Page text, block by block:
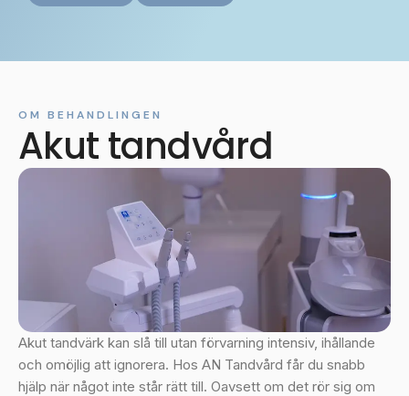
OM BEHANDLINGEN
Akut tandvård
Akut tandvärk kan slå till utan förvarning intensiv, ihållande
och omöjlig att ignorera. Hos AN Tandvård får du snabb
hjälp när något inte står rätt till. Oavsett om det rör sig om